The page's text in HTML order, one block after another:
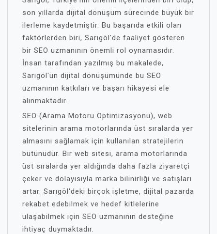
son yıllarda dijital dönüşüm sürecinde büyük bir
ilerleme kaydetmiştir. Bu başarıda etkili olan
faktörlerden biri, Sarıgöl'de faaliyet gösteren
bir SEO uzmanının önemli rol oynamasıdır.
İnsan tarafından yazılmış bu makalede,
Sarıgöl'ün dijital dönüşümünde bu SEO
uzmanının katkıları ve başarı hikayesi ele
alınmaktadır.
SEO (Arama Motoru Optimizasyonu), web
sitelerinin arama motorlarında üst sıralarda yer
almasını sağlamak için kullanılan stratejilerin
bütünüdür. Bir web sitesi, arama motorlarında
üst sıralarda yer aldığında daha fazla ziyaretçi
çeker ve dolayısıyla marka bilinirliği ve satışları
artar. Sarıgöl'deki birçok işletme, dijital pazarda
rekabet edebilmek ve hedef kitlelerine
ulaşabilmek için SEO uzmanının desteğine
ihtiyaç duymaktadır.